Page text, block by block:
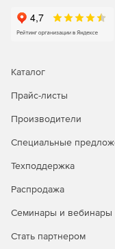
почте (Outlook).
Защита USB
Возможность
периферийные
Каталог
Прайс-листы
Производители
Специальные
Техподдержка
Распродажа
Семинары и вебинары
Стать партнером